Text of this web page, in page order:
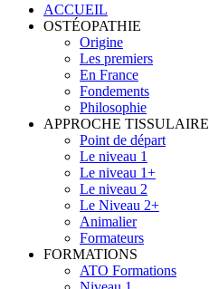
ACCUEIL
OSTÉOPATHIE
Origine
Les premiers
En France
Fondements
Philosophie
APPROCHE TISSULAIRE
Point de départ
Le niveau 1
Le niveau 1+
Le niveau 2
Le Niveau 2+
Animalier
Formateurs
FORMATIONS
ATO Formations